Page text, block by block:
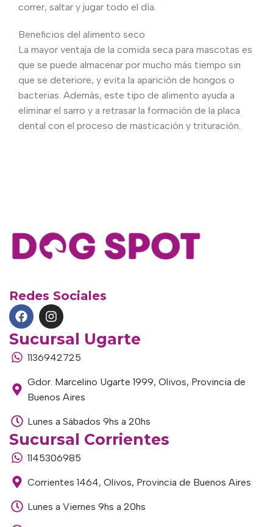
correr, saltar y jugar todo el día.
Beneficios del alimento seco
La mayor ventaja de la comida seca para mascotas es
que se puede almacenar por mucho más tiempo sin
que se deteriore, y evita la aparición de hongos o
bacterias. Además, este tipo de alimento ayuda a
eliminar el sarro y a retrasar la formación de la placa
dental con el proceso de masticación y trituración.
Redes Sociales
Sucursal Ugarte
1136942725
Gdor. Marcelino Ugarte 1999, Olivos, Provincia de
Buenos Aires
Lunes a Sábados 9hs a 20hs
Sucursal Corrientes
1145306985
Corrientes 1464, Olivos, Provincia de Buenos Aires
Lunes a Viernes 9hs a 20hs